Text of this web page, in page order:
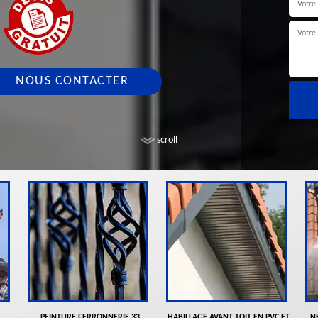
scroll
NOUS CONTACTER